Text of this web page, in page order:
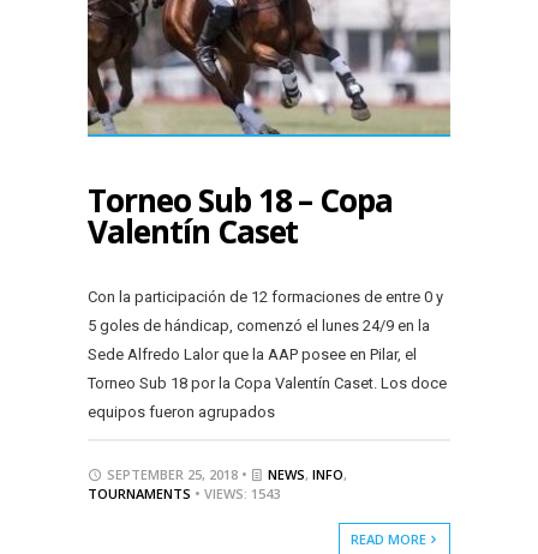
Torneo Sub 18 – Copa
Valentín Caset
Con la participación de 12 formaciones de entre 0 y
5 goles de hándicap, comenzó el lunes 24/9 en la
Sede Alfredo Lalor que la AAP posee en Pilar, el
Torneo Sub 18 por la Copa Valentín Caset. Los doce
equipos fueron agrupados
SEPTEMBER 25, 2018 • NEWS, INFO,
TOURNAMENTS • VIEWS: 1543
READ MORE